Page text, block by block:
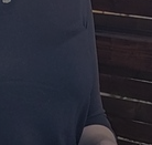
LLC
.estav.cz
sssp_session
_hjSession_170189